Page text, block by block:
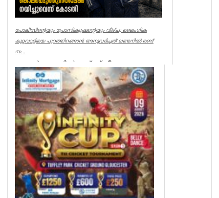
പോലീസിന്റെയും പ്രോസിക്യൂഷന്റെയും വീഴ്ച; ലൈംഗിക
കുറ്റവാളിയെ പുറത്തിറങ്ങാൻ അനുവദിച്ചത് ലണ്ടനിൽ രണ്ട്
സ...
ലണ്ടൻ: ലണ്ടനിൽ രണ്ട് സ്ത്രീകളെ
കൊലപ്പെടുത്തിയ സംഭവത്തിൽ
പോലീസിനും പ്രോസിക്യൂഷനും ഗുരുതര
വീഴ്ച്ച സംഭ...
UK NEWS